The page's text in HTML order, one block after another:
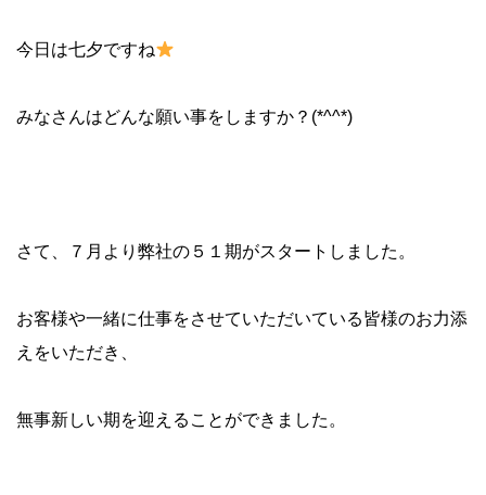
今日は七夕ですね
みなさんはどんな願い事をしますか？(*^^*)
さて、７月より弊社の５１期がスタートしました。
お客様や一緒に仕事をさせていただいている皆様のお力添
えをいただき、
無事新しい期を迎えることができました。